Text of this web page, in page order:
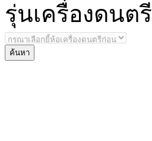
รุ่นเครื่องดนตรี